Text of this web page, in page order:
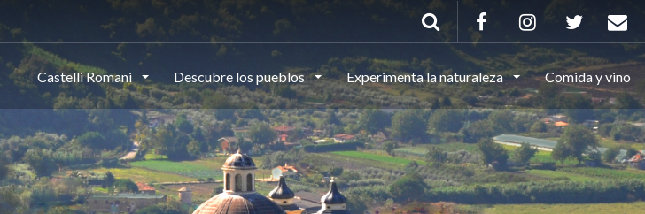
Castelli Romani Descubre los pueblos Experimenta la naturaleza Comida y vino